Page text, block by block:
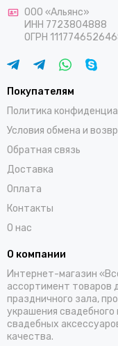
ООО «Альянс»
ИНН 7723804888
ОГРН
Покупателям
Политика
Условия обмена и
Обратная связь
Доставка
Оплата
Контакты
О нас
О компании
Интернет-магазин
ассортимент товаров
праздничного зала,
украшения
свадебных
качества.